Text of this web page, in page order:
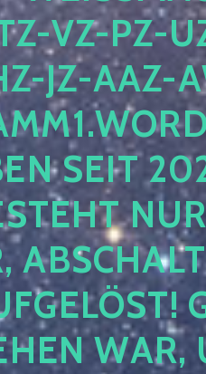
PZ-UZ-
AAZ-
SEIT 2024
NUR
WAR,